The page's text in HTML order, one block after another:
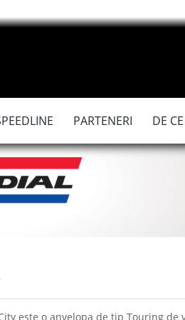
PARTENERI DE
City este o anvelopa de tip Touring